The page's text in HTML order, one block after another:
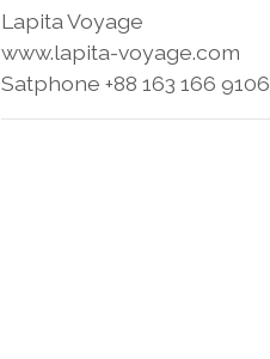
Lapita Voyage
www.lapita-voyage.com
Satphone +88 163 166 9106